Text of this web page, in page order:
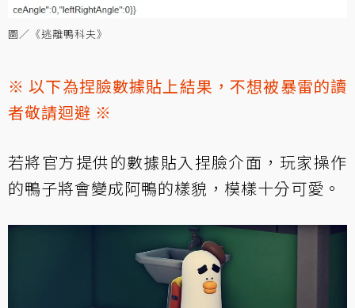
圖／《逃離鴨科夫》
※ 以下為捏臉數據貼上結果，不想被暴雷的讀
者敬請迴避 ※
若將官方提供的數據貼入捏臉介面，玩家操作
的鴨子將會變成阿鴨的樣貌，模樣十分可愛。